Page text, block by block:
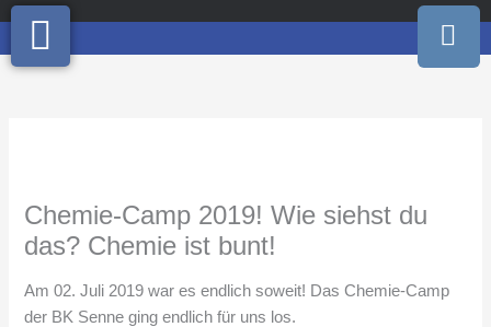
I
n
s
Chemie-Camp 2019! Wie siehst du
das? Chemie ist bunt!
Am 02. Juli 2019 war es endlich soweit! Das Chemie-Camp
der BK Senne ging endlich für uns los.